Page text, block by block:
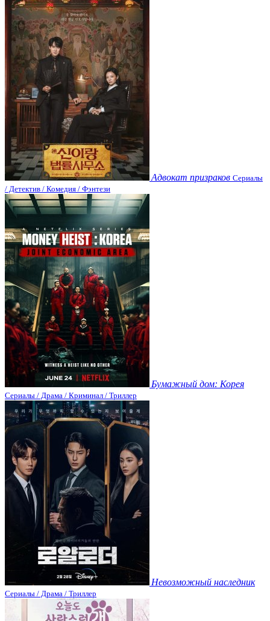
Адвокат призраков Сериалы
/ Детектив / Комедия / Фэнтези
Бумажный дом: Корея
Сериалы / Драма / Криминал / Триллер
Невозможный наследник
Сериалы / Драма / Триллер